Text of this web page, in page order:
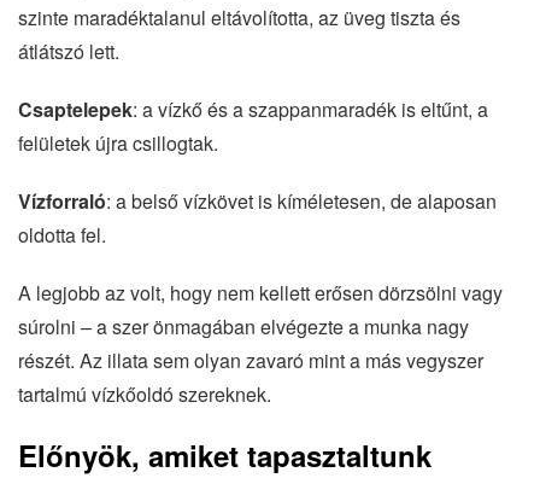
szinte maradéktalanul eltávolította, az üveg tiszta és
átlátszó lett.
Csaptelepek: a vízkő és a szappanmaradék is eltűnt, a
felületek újra csillogtak.
Vízforraló: a belső vízkövet is kíméletesen, de alaposan
oldotta fel.
A legjobb az volt, hogy nem kellett erősen dörzsölni vagy
súrolni – a szer önmagában elvégezte a munka nagy
részét. Az illata sem olyan zavaró mint a más vegyszer
tartalmú vízkőoldó szereknek.
Előnyök, amiket tapasztaltunk